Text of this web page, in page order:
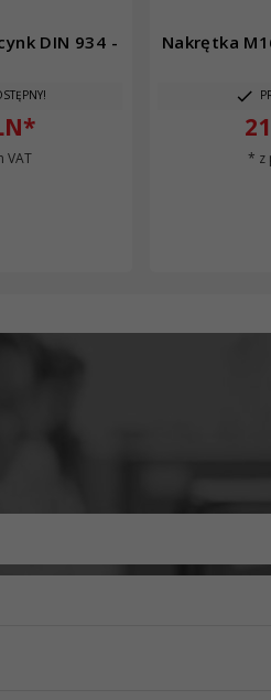
DIN 934 -
VAT
Nakrętka
* z